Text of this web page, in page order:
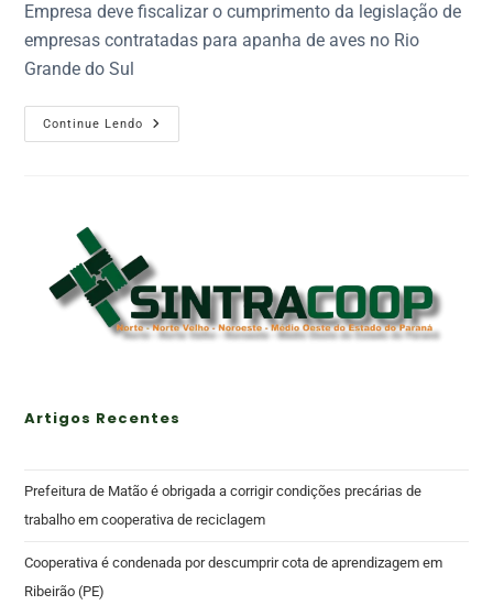
Empresa deve fiscalizar o cumprimento da legislação de
empresas contratadas para apanha de aves no Rio
Grande do Sul
Continue Lendo
Artigos Recentes
Prefeitura de Matão é obrigada a corrigir condições precárias de
trabalho em cooperativa de reciclagem
Cooperativa é condenada por descumprir cota de aprendizagem em
Ribeirão (PE)